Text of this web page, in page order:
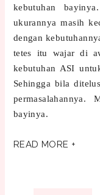
kebutuhan
ukurannya masih
dengan
tetes itu wajar di
kebutuhan ASI
Sehingga bila
bayinya.
READ MORE +